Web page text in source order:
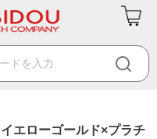
エローゴールド×プラチ